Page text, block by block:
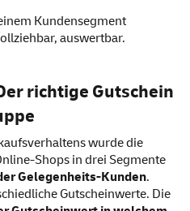
Kundensegment
auswertbar.
richtige Gutschein
wurde die
Shops in drei Segmente
Gelegenheits-Kunden.
Gutscheinwerte. Die